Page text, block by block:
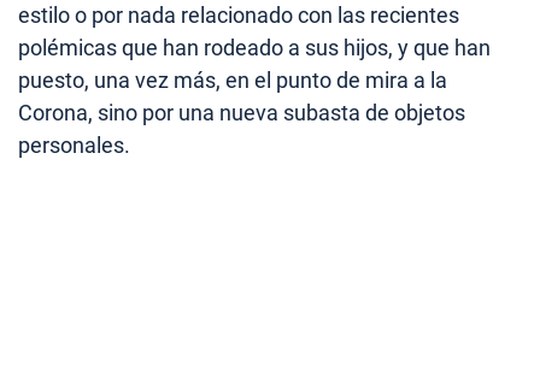
estilo o por nada relacionado con las recientes
polémicas que han rodeado a sus hijos, y que han
puesto, una vez más, en el punto de mira a la
Corona, sino por una nueva subasta de objetos
personales.